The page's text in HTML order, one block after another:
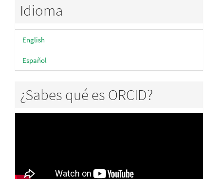
Idioma
English
Español
¿Sabes qué es ORCID?